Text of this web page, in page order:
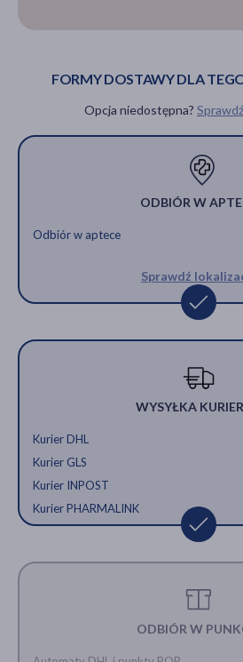
FORMY DOSTAWY DLA
Opcja niedostępna?
ODBIÓR W
Odbiór w aptece
Sprawdź
WYSYŁKA
Kurier DHL
Kurier GLS
Kurier INPOST
Kurier PHARMALINK
ODBIÓR W